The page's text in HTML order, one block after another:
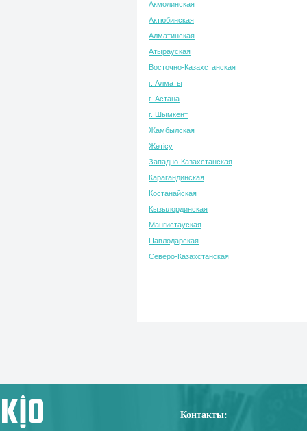
Акмолинская
Актюбинская
Алматинская
Атырауская
Восточно-Казахстанская
г. Алматы
г. Астана
г. Шымкент
Жамбылская
Жетісу
Западно-Казахстанская
Карагандинская
Костанайская
Кызылординская
Мангистауская
Павлодарская
Северо-Казахстанская
Контакты: